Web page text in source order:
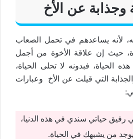
عن الأخ
لأنه يساعدهم في تحمل الصعاب
حيث إن علاقة الأخوة من أجمل
الحياة، فبدونه لا تحلى الحياة،
التي قيلت عن الأخ وعبارات
حياتي سندي في هذه الدنيا،
من يشبهك في الحياة.